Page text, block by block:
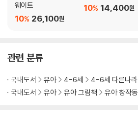
웨이트
26,100원
10%
14,400원
10%
관련 분류
국내도서 유아 4-6세
4-6세 다른나라
국내도서
유아 유아 그림책 유아 창작